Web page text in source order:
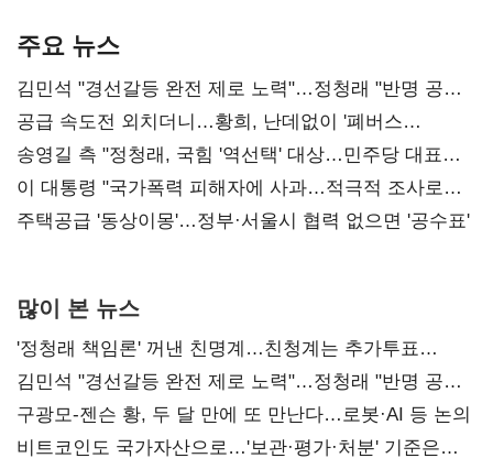
주요 뉴스
김민석 "경선갈등 완전 제로 노력"…정청래 "반명 공세
사과부터"
공급 속도전 외치더니…황희, 난데없이 '폐버스
리모델링' 제안
송영길 측 "정청래, 국힘 '역선택' 대상…민주당 대표로
총선 지휘 못해"
이 대통령 "국가폭력 피해자에 사과…적극적 조사로
진실 밝혀야"
주택공급 '동상이몽'…정부·서울시 협력 없으면 '공수표'
많이 본 뉴스
'정청래 책임론' 꺼낸 친명계…친청계는 추가투표
때리기
김민석 "경선갈등 완전 제로 노력"…정청래 "반명 공세
사과부터"
구광모-젠슨 황, 두 달 만에 또 만난다…로봇·AI 등 논의
비트코인도 국가자산으로…'보관·평가·처분' 기준은